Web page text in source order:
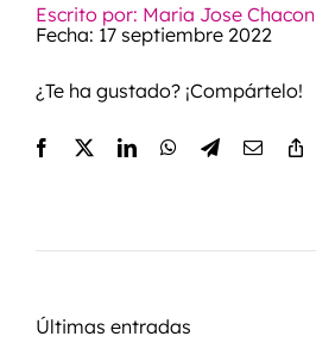
Escrito por: Maria Jose Chacon
Fecha: 17 septiembre 2022
¿Te ha gustado? ¡Compártelo!
Últimas entradas